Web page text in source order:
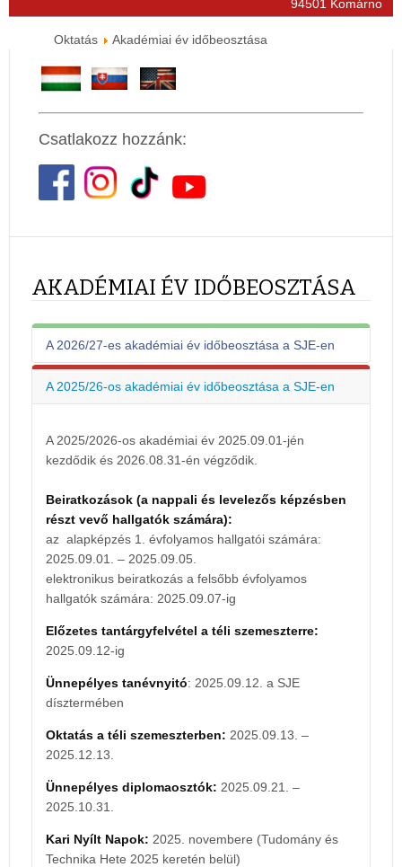
94501 Komárno
Oktatás Akadémiai év időbeosztása
Csatlakozz hozzánk:
AKADÉMIAI ÉV IDŐBEOSZTÁSA
A 2026/27-es akadémiai év időbeosztása a SJE-en
Beiratkozások (a nappali és levelező képzésben
az alapképzés 1. évfolyamos hallgatói számára:
2026.08.31. – 2026.09.04.
elektronikus beiratkozás a felsőbb évfolyamos
hallgatók számára: 2026.09.06-ig
Tájékoztató hét:
2026.08.31. – 2026.09.04.
2026.09.11-ig
dísztermében
2026.12.12.
2026.10.30.
A 2025/26-os akadémiai év időbeosztása a SJE-en
A 2025/2026-os akadémiai év 2025.09.01-jén
kezdődik és 2026.08.31-én végződik.
Beiratkozások (a nappali és levelezős képzésben
részt vevő hallgatók számára):
az alapképzés 1. évfolyamos hallgatói számára:
2025.09.01. – 2025.09.05.
elektronikus beiratkozás a felsőbb évfolyamos
hallgatók számára: 2025.09.07-ig
Előzetes tantárgyfelvétel a téli szemeszterre:
2025.09.12-ig
Ünnepélyes tanévnyitó: 2025.09.12. a SJE
dísztermében
Oktatás a téli szemeszterben: 2025.09.13. –
2025.12.13.
Ünnepélyes diplomaosztók: 2025.09.21. –
2025.10.31.
Kari Nyílt Napok: 2025. novembere (Tudomány és
Technika Hete 2025 keretén belül)